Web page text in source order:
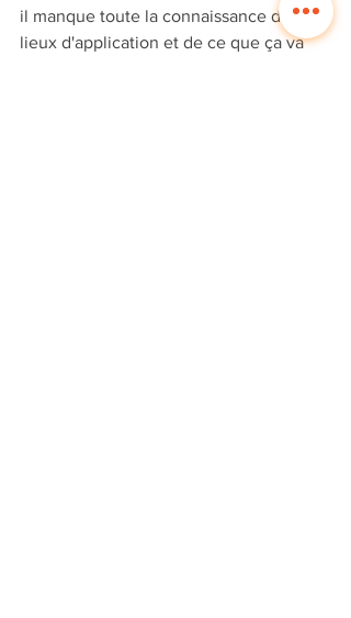
il manque toute la connaissance des
lieux d'application et de ce que ça va